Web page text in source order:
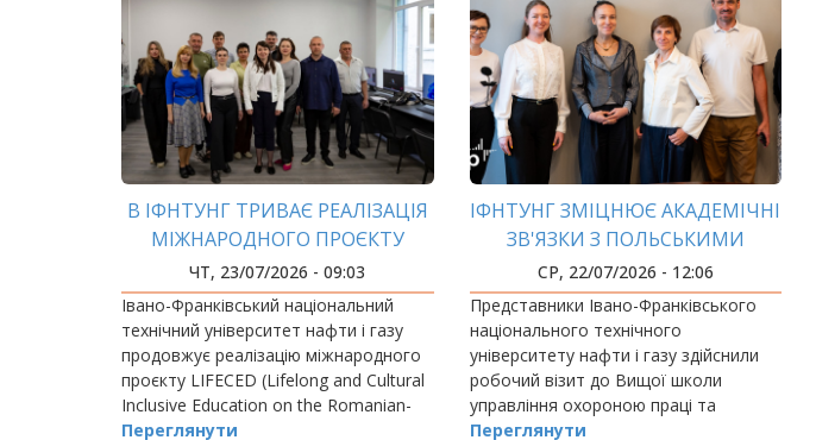
В ІФНТУНГ ТРИВАЄ РЕАЛІЗАЦІЯ
МІЖНАРОДНОГО ПРОЄКТУ
LIFECED: ЗАВЕРШЕНО СЕРІЮ
МІЖНАРОДНИХ ТРЕНІНГІВ ДЛЯ
УКРАЇНСЬКИХ І РУМУНСЬКИХ
УЧАСНИКІВ
ЧТ, 23/07/2026 - 09:03
Івано-Франківський національний
технічний університет нафти і газу
продовжує реалізацію міжнародного
проєкту LIFECED (Lifelong and Cultural
Inclusive Education on the Romanian-
Ukrainian Border), що спрямований на
Переглянути
ІФНТУНГ ЗМІЦНЮЄ АКАДЕМІЧНІ
ЗВ'ЯЗКИ З ПОЛЬСЬКИМИ
ПАРТНЕРАМИ
СР, 22/07/2026 - 12:06
Представники Івано-Франківського
національного технічного
університету нафти і газу здійснили
робочий візит до Вищої школи
управління охороною праці та
безпеки праці в місті Катовіце
Переглянути